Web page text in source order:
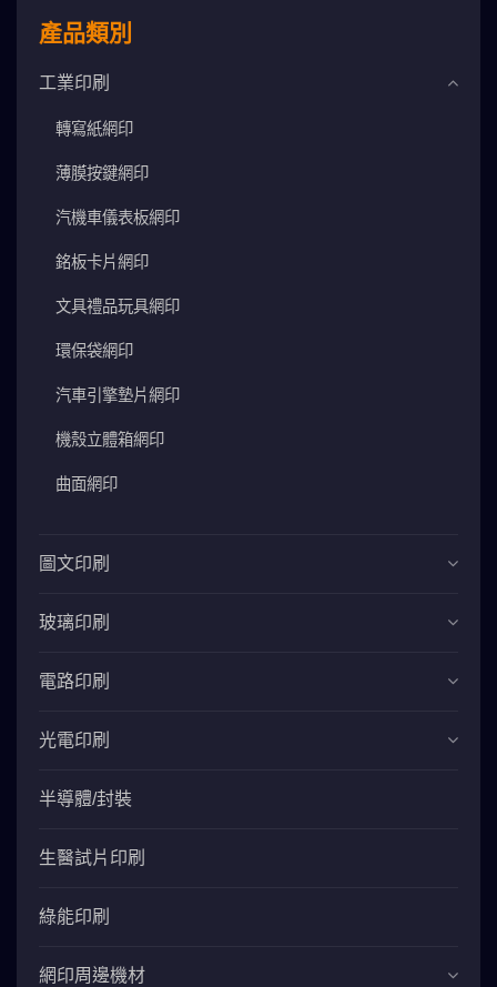
產品類別
工業印刷
轉寫紙網印
薄膜按鍵網印
汽機車儀表板網印
銘板卡片網印
文具禮品玩具網印
環保袋網印
汽車引擎墊片網印
機殼立體箱網印
曲面網印
圖文印刷
玻璃印刷
電路印刷
光電印刷
半導體/封裝
生醫試片印刷
綠能印刷
網印周邊機材